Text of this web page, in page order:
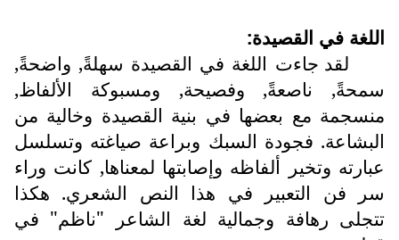
اللغة في القصيدة:
لقد جاءت اللغة في القصيدة سهلةً, واضحةً,
سمحةً, ناصعةً, وفصيحة, ومسبوكة الألفاظ,
منسجمة مع بعضها في بنية القصيدة وخالية من
البشاعة. فجودة السبك وبراعة صياغته وتسلسل
عبارته وتخير ألفاظه وإصابتها لمعناها, كانت وراء
سر فن التعبير في هذا النص الشعري. هكذا
تتجلى رهافة وجمالية لغة الشاعر "ناظم" في